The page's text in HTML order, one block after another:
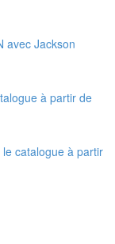
avec Jackson
à partir de
catalogue à partir